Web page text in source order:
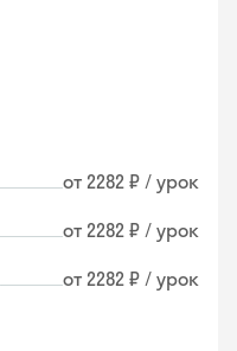
от 2282 ₽ / урок
от 2282 ₽ / урок
от 2282 ₽ / урок